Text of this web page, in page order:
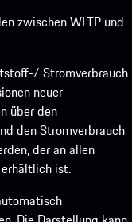
zwischen WLTP und
Stromverbrauch
neuer
über den
den Stromverbrauch
der an allen
ist.